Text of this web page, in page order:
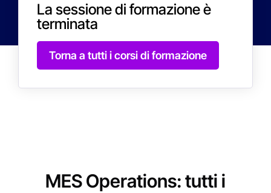
La sessione di formazione è
terminata
Torna a tutti i corsi di formazione
MES Operations: tutti i